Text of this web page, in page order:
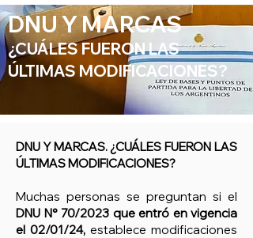
DNU Y MARCAS
¿CUÁLES FUERON LAS
ÚLTIMAS MODIFICACIONES?
DNU Y MARCAS. ¿CUÁLES FUERON LAS
ÚLTIMAS MODIFICACIONES?
Muchas personas se preguntan si el
DNU N° 70/2023 que entró en vigencia
el 02/01/24, establece modificaciones